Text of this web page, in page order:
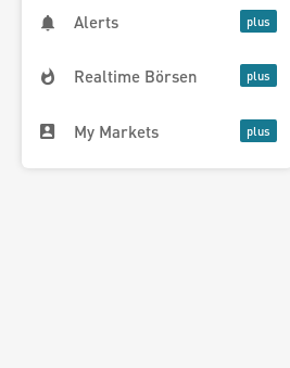
Alerts
Realtime Börsen
My Markets